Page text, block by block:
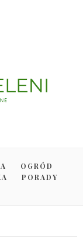
OGRÓD
PORADY